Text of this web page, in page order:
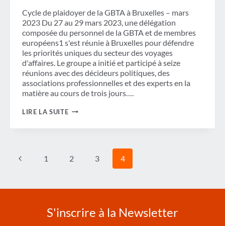
Cycle de plaidoyer de la GBTA à Bruxelles – mars
2023 Du 27 au 29 mars 2023, une délégation
composée du personnel de la GBTA et de membres
européens1 s'est réunie à Bruxelles pour défendre
les priorités uniques du secteur des voyages
d'affaires. Le groupe a initié et participé à seize
réunions avec des décideurs politiques, des
associations professionnelles et des experts en la
matière au cours de trois jours….
LIRE LA SUITEPLAIDOYER
EFFICACES
Navigation
Page
1 2 3 4
S'inscrire à la Newsletter